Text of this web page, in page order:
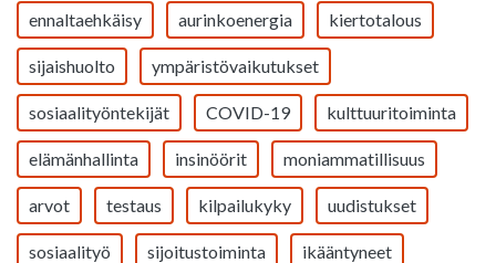
ennaltaehkäisy aurinkoenergia kiertotalous
sijaishuolto ympäristövaikutukset
sosiaalityöntekijät COVID-19 kulttuuritoiminta
elämänhallinta insinöörit moniammatillisuus
arvot testaus kilpailukyky uudistukset
sosiaalityö sijoitustoiminta ikääntyneet